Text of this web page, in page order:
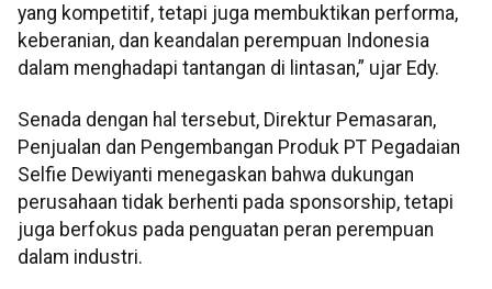
yang kompetitif, tetapi juga membuktikan performa,
keberanian, dan keandalan perempuan Indonesia
dalam menghadapi tantangan di lintasan,” ujar Edy.
Senada dengan hal tersebut, Direktur Pemasaran,
Penjualan dan Pengembangan Produk PT Pegadaian
Selfie Dewiyanti menegaskan bahwa dukungan
perusahaan tidak berhenti pada sponsorship, tetapi
juga berfokus pada penguatan peran perempuan
dalam industri.